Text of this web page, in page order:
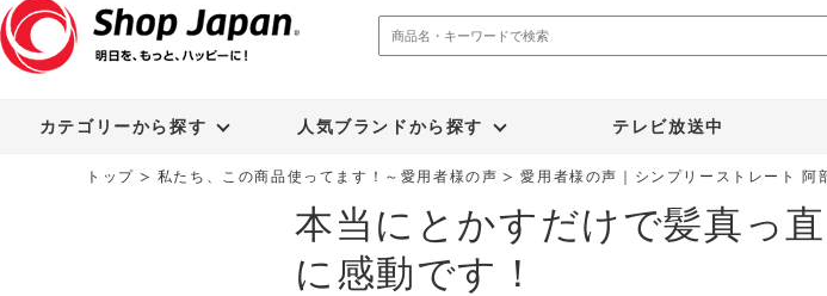
カテゴリーから探す 人気ブランドから探す テレビ放送中
トップ 私たち、この商品使ってます！～愛用者様の声 愛用者様の声｜シンプリーストレート 阿
本当にとかすだけで髪真っ
に感動です！